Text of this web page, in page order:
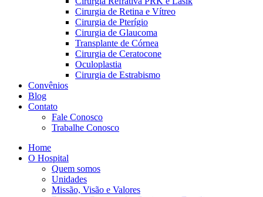
Cirurgia de Retina e Vítreo
Cirurgia de Pterígio
Cirurgia de Glaucoma
Transplante de Córnea
Cirurgia de Ceratocone
Oculoplastia
Cirurgia de Estrabismo
Convênios
Blog
Contato
Fale Conosco
Trabalhe Conosco
Home
O Hospital
Quem somos
Unidades
Missão, Visão e Valores